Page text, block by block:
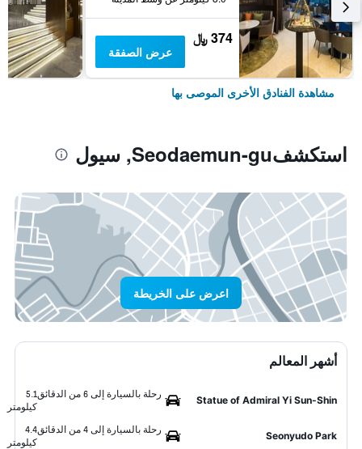
374 ﷼
عرض الصفقة
مشاهدة الفنادق الأخرى الموصى بها
استكشفSeodaemun-gu, سيول
اعرض على الخريطة
أشهر المعالم
Statue of Admiral Yi Sun-Shin
رحلة بالسيارة إلى 6 من الدقائق
5.1
كيلومتر
Seonyudo Park
رحلة بالسيارة إلى 4 من الدقائق
4.4
كيلومتر